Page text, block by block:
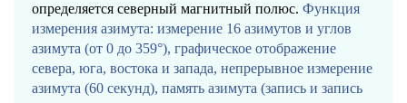
определяется северный магнитный полюс. Функция
измерения азимута: измерение 16 азимутов и углов
азимута (от 0 до 359°), графическое отображение
севера, юга, востока и запада, непрерывное измерение
азимута (60 секунд), память азимута (запись и запись